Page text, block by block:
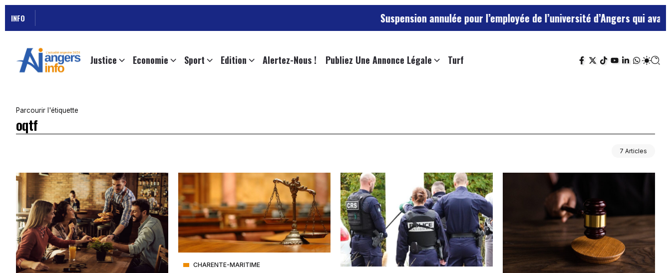
INFO Suspension annulée pour l’employée de l’université d’Angers qui avait traité
Justice Economie Sport Edition Alertez-Nous ! Publiez Une Annonce Légale Turf
Parcourir l'étiquette
oqtf
7 Articles
CHARENTE-MARITIME